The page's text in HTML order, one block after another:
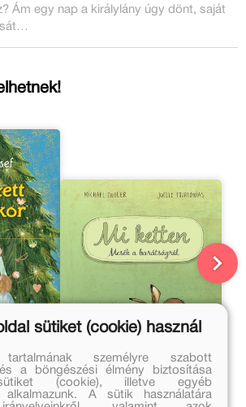
Ám egy nap a királylány úgy dönt, saját
Mi ketten
sütiket (cookie) használ
tartalmának személyre szabott
a böngészési élmény biztosítása
(cookie), illetve egyéb
alkalmazunk. A sütik használatára